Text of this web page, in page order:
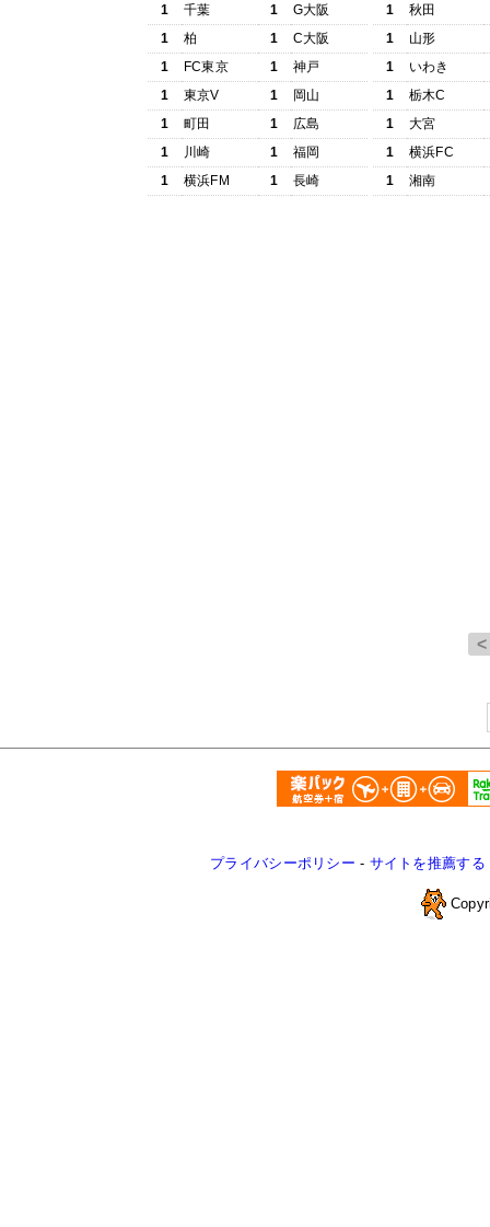
1
千葉 1
G大阪
1
柏 1
C大阪
1
FC東京 1
神戸
1
東京V 1
岡山
1
町田 1
広島
1
川崎 1
福岡
1
横浜FM 1 長崎
1
秋田
1
山形
1
いわき
1
栃木C
1
大宮
1
横浜FC
1
湘南
プライバシーポリシー - サイトを推薦する